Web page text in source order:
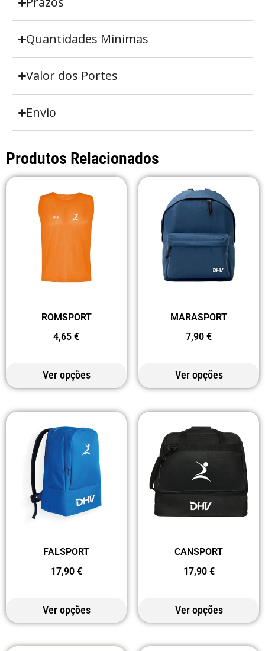
Quantidades Minimas
Valor dos Portes
Envio
Produtos Relacionados
ROMSPORT
4,65 €
Ver opções
MARASPORT
7,90 €
Ver opções
FALSPORT
17,90 €
Ver opções
CANSPORT
17,90 €
Ver opções